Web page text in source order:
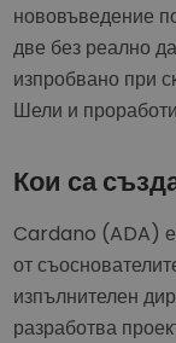
нововъведение
две без реално
изпробвано при
Шели и
Кои са
Cardano (ADA) е
от
изпълнителен
разработва